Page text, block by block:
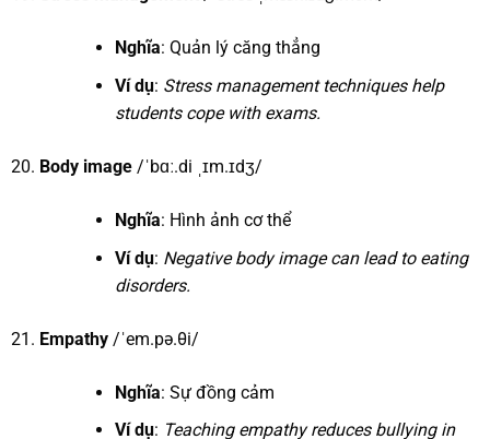
Nghĩa: Quản lý căng thẳng
Ví dụ: Stress management techniques help
students cope with exams.
Body image/ˈbɑː.di ˌɪm.ɪdʒ/
Nghĩa: Hình ảnh cơ thể
Ví dụ: Negative body image can lead to eating
disorders.
Empathy/ˈem.pə.θi/
Nghĩa: Sự đồng cảm
Ví dụ: Teaching empathy reduces bullying in